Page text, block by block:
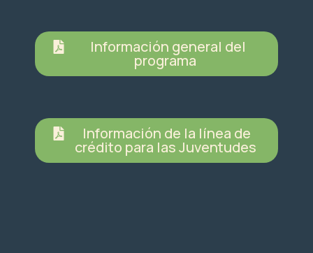
Información general del
programa
Información de la línea de
crédito para las Juventudes